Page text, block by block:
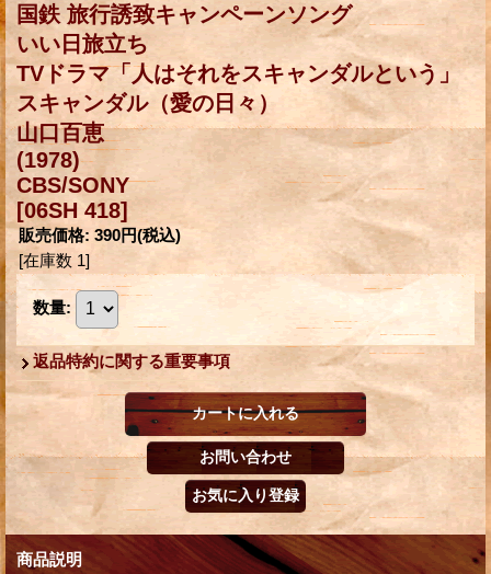
国鉄 旅行誘致キャンペーンソング
いい日旅立ち
TVドラマ「人はそれをスキャンダルという」
スキャンダル（愛の日々）
山口百恵
(1978)
CBS/SONY
[06SH 418]
販売価格: 390円(税込)
[在庫数 1]
数量:
返品特約に関する重要事項
商品説明